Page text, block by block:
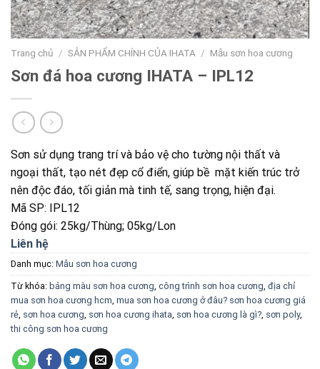
Trang chủ / SẢN PHẨM CHÍNH CỦA IHATA / Mẫu sơn hoa cương
Sơn đá hoa cương IHATA – IPL12
Sơn sử dụng trang trí và bảo vệ cho tường nội thất và
ngoại thất, tạo nét đẹp cổ điển, giúp bề mặt kiến trúc trở
nên độc đáo, tối giản mà tinh tế, sang trọng, hiện đại.
Mã SP: IPL12
Đóng gói: 25kg/Thùng; 05kg/Lon
Liên hệ
Danh mục: Mẫu sơn hoa cương
Từ khóa: bảng màu sơn hoa cương công trình sơn hoa cương địa chỉ
mua sơn hoa cương hcm mua sơn hoa cương ở đâu? sơn hoa cương giá
rẻ sơn hoa cương sơn hoa cương ihata sơn hoa cương là gì? sơn poly,
thi công sơn hoa cương